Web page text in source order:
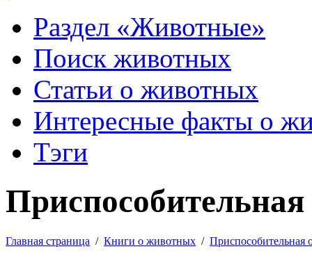
Раздел «Животные»
Поиск животных
Статьи о животных
Интересные факты о
Тэги
Главная страница / Книги о животных / Приспособительная